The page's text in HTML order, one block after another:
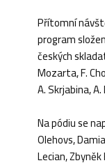
Přítomní
program
českých
Mozarta, F.
A. Skrjabina,
Na pódiu se
Olehovs,
Lecian,